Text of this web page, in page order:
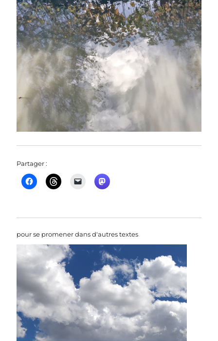
Partager :
pour se promener dans d'autres textes